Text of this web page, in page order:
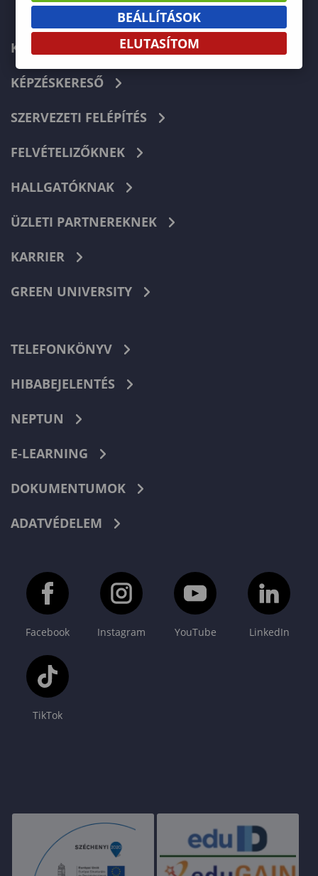
KAPCSOLAT
KÉPZÉSKERESŐ
SZERVEZETI FELÉPÍTÉS
FELVÉTELIZŐKNEK
HALLGATÓKNAK
ÜZLETI PARTNEREKNEK
KARRIER
GREEN UNIVERSITY
TELEFONKÖNYV
HIBABEJELENTÉS
NEPTUN
E-LEARNING
DOKUMENTUMOK
ADATVÉDELEM
Facebook Instagram YouTube LinkedIn
TikTok
BEÁLLÍTÁSOK
ELUTASÍTOM